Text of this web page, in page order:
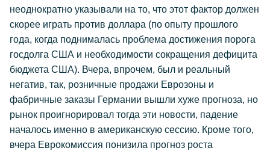
неоднократно указывали на то, что этот фактор должен
скорее играть против доллара (по опыту прошлого
года, когда поднималась проблема достижения порога
госдолга США и необходимости сокращения дефицита
бюджета США). Вчера, впрочем, был и реальный
негатив, так, розничные продажи Еврозоны и
фабричные заказы Германии вышли хуже прогноза, но
рынок проигнорировал тогда эти новости, падение
началось именно в американскую сессию. Кроме того,
вчера Еврокомиссия понизила прогноз роста